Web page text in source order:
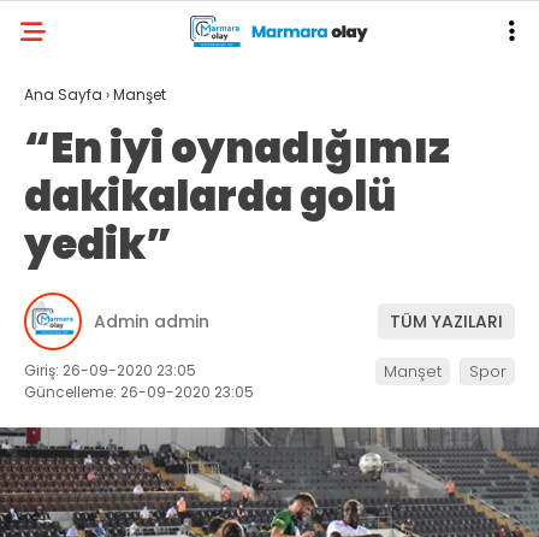
Ana Sayfa ›Manşet
“En iyi oynadığımız
dakikalarda golü
yedik”
Admin admin TÜM YAZILARI
Giriş: 26-09-2020 23:05
Güncelleme: 26-09-2020 23:05
Manşet Spor